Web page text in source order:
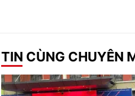
TIN CÙNG CHUYÊN